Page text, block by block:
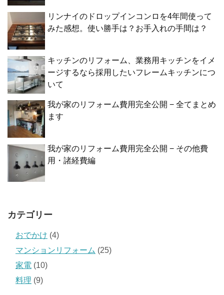
リンナイのドロップインコンロを4年間使って
みた感想。使い勝手は？お手入れの手間は？
キッチンのリフォーム、業務用キッチンをイメ
ージするなら採用したいフレームキッチンにつ
いて
我が家のリフォーム費用完全公開 − 全てまとめ
ます
我が家のリフォーム費用完全公開 − その他費
用・諸経費編
カテゴリー
おでかけ (4)
マンションリフォーム (25)
家電 (10)
料理 (9)